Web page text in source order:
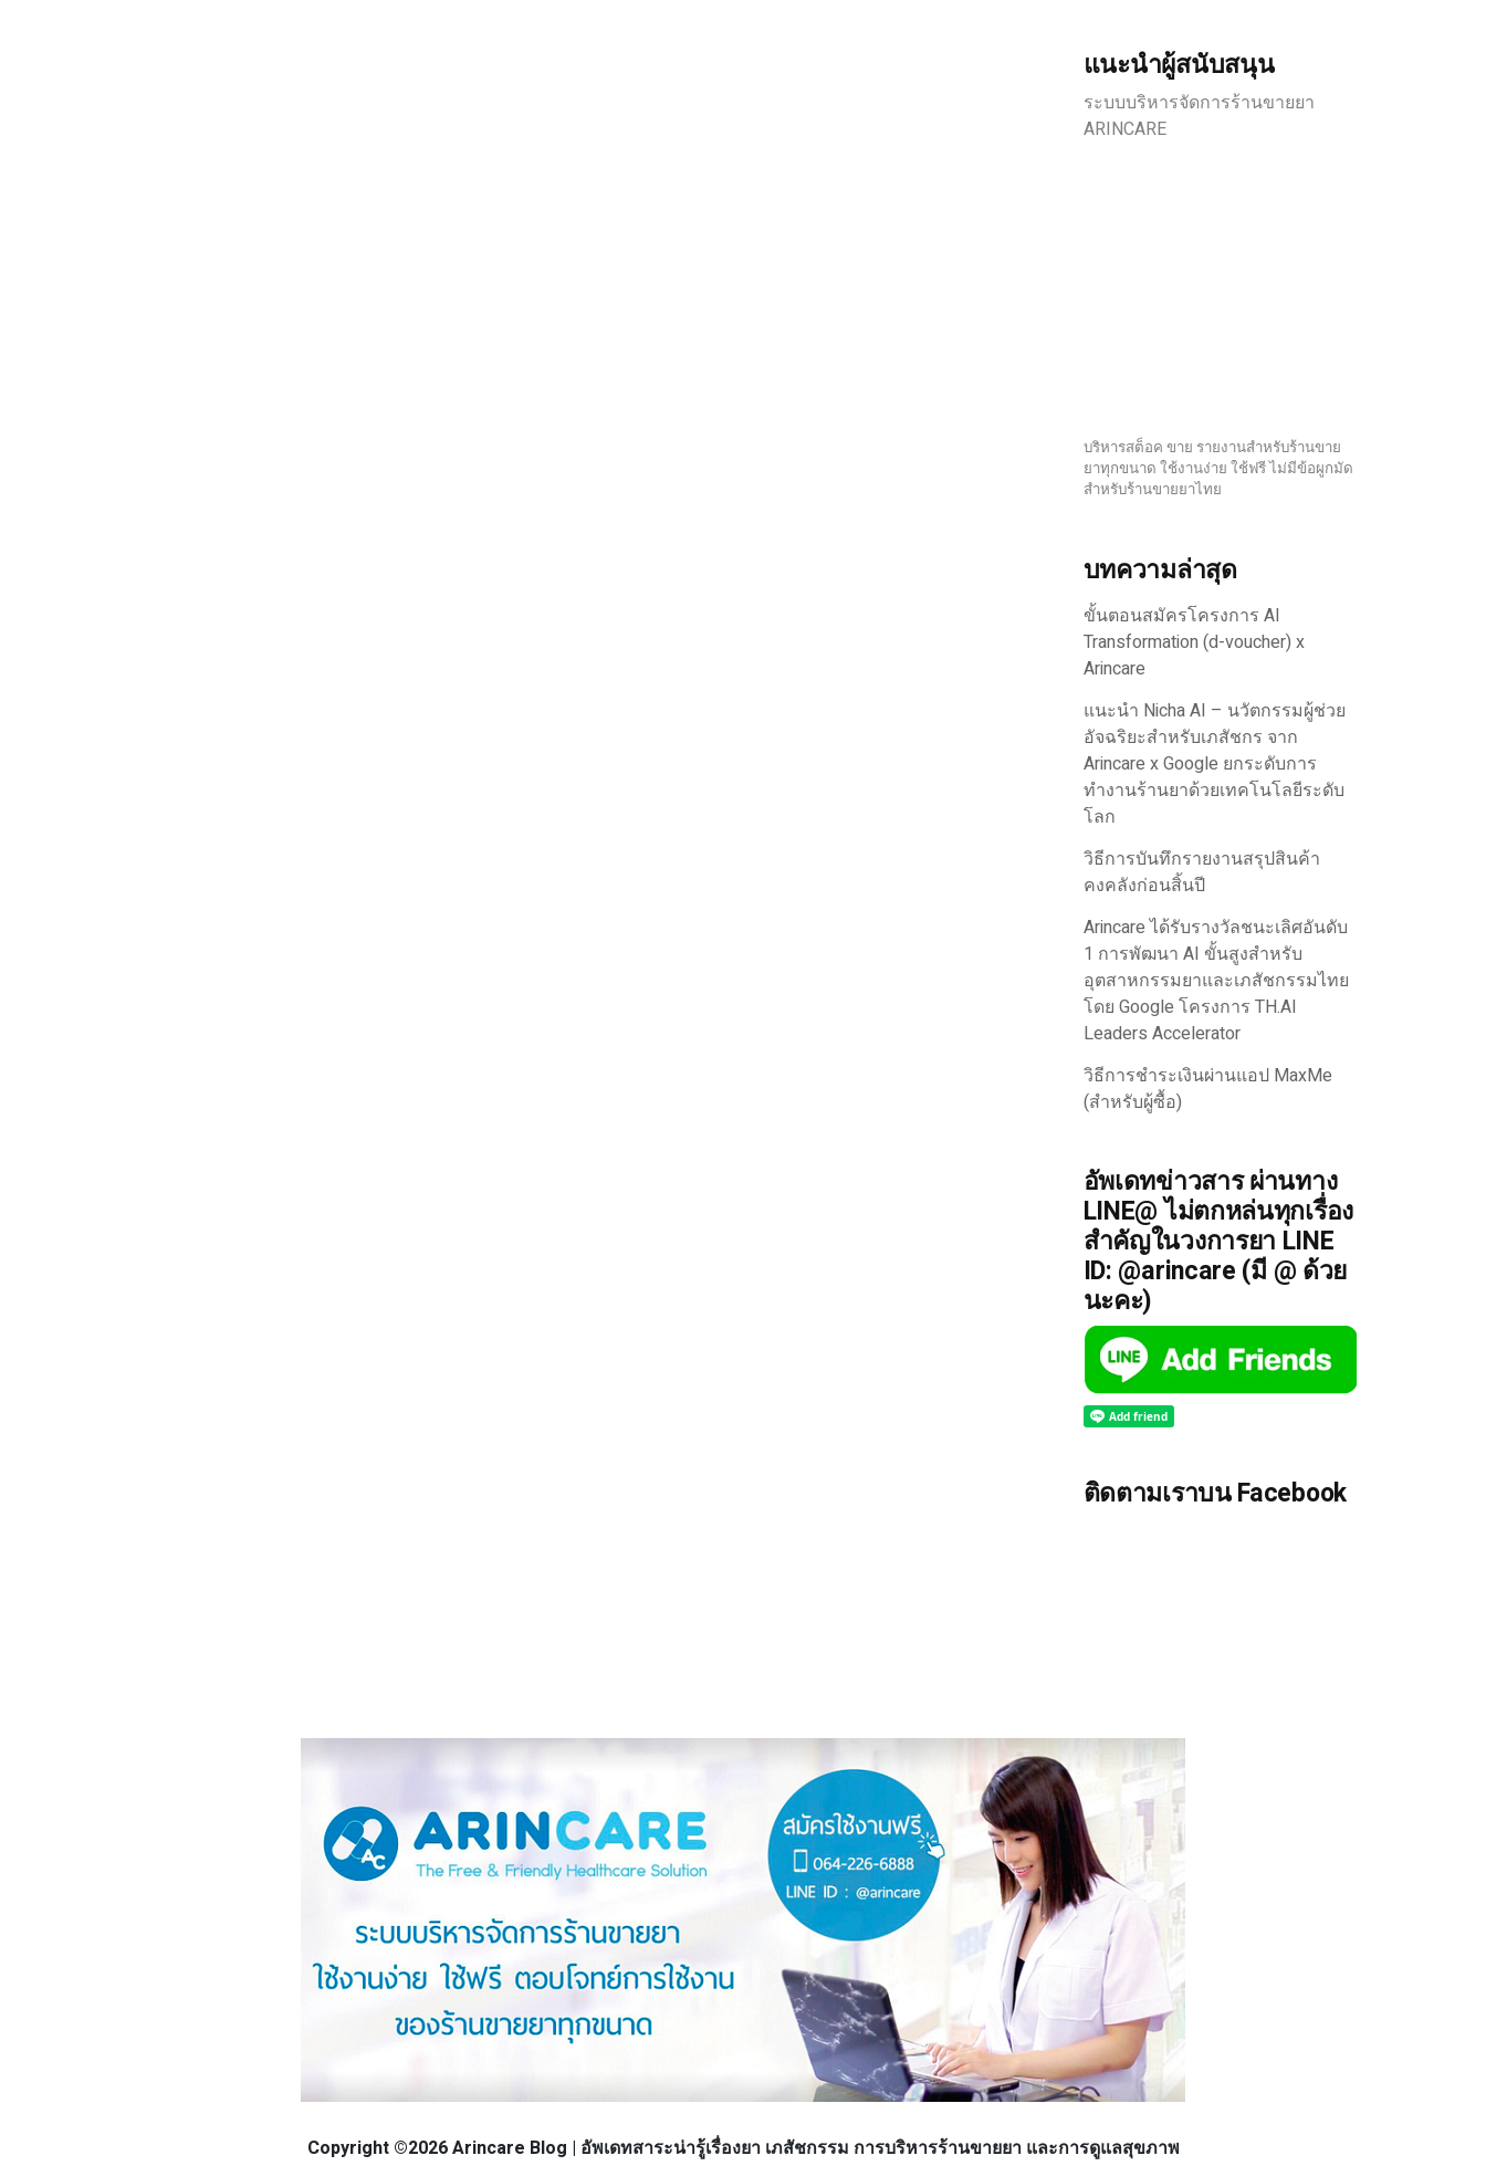
แนะนำผู้สนับสนุน
ระบบบริหารจัดการร้านขายยา
ARINCARE
บริหารสต็อค ขาย รายงานสำหรับร้านขาย
ยาทุกขนาด ใช้งานง่าย ใช้ฟรี ไม่มีข้อผูกมัด
สำหรับร้านขายยาไทย
บทความล่าสุด
ขั้นตอนสมัครโครงการ AI
Transformation (d-voucher) x
Arincare
แนะนำ Nicha AI – นวัตกรรมผู้ช่วย
อัจฉริยะสำหรับเภสัชกร จาก
Arincare x Google ยกระดับการ
ทำงานร้านยาด้วยเทคโนโลยีระดับ
โลก
วิธีการบันทึกรายงานสรุปสินค้า
คงคลังก่อนสิ้นปี
Arincare ได้รับรางวัลชนะเลิศอันดับ
1 การพัฒนา AI ขั้นสูงสำหรับ
อุตสาหกรรมยาและเภสัชกรรมไทย
โดย Google โครงการ TH.AI
Leaders Accelerator
วิธีการชำระเงินผ่านแอป MaxMe
(สำหรับผู้ซื้อ)
อัพเดทข่าวสาร ผ่านทาง
LINE@ ไม่ตกหล่นทุกเรื่อง
สำคัญในวงการยา LINE
ID: @arincare (มี @ ด้วย
นะคะ)
ติดตามเราบน Facebook
Copyright ©2026 Arincare Blog | อัพเดทสาระน่ารู้เรื่องยา เภสัชกรรม การบริหารร้านขายยา และการดูแลสุขภาพ